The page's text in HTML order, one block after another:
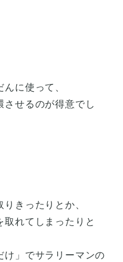
に使って、
させるのが得意でし
きったりとか、
取れてしまったりと
け」でサラリーマンの